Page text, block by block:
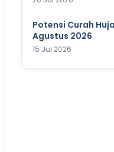
Potensi Curah
Agustus 2026
15 Jul 2026